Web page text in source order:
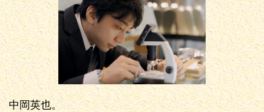
中岡英也。